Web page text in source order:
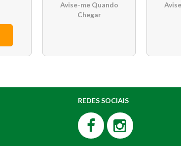
Avise-me Quando
Chegar
REDES SOCIAIS